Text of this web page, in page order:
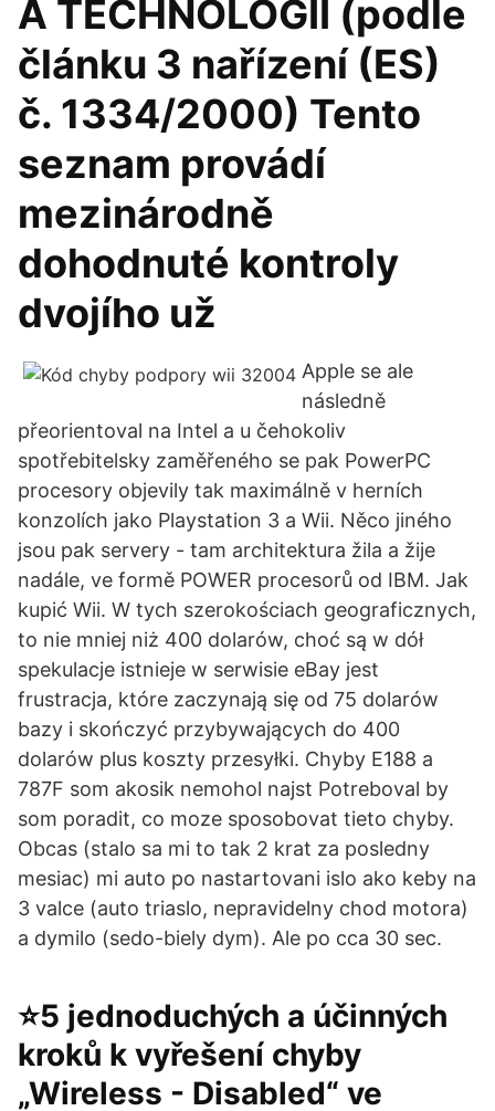
A TECHNOLOGIÍ (podle
článku 3 nařízení (ES)
č. 1334/2000) Tento
seznam provádí
mezinárodně
dohodnuté kontroly
dvojího už
Apple se ale
následně
přeorientoval na Intel a u čehokoliv
spotřebitelsky zaměřeného se pak PowerPC
procesory objevily tak maximálně v herních
konzolích jako Playstation 3 a Wii. Něco jiného
jsou pak servery - tam architektura žila a žije
nadále, ve formě POWER procesorů od IBM. Jak
kupić Wii. W tych szerokościach geograficznych,
to nie mniej niż 400 dolarów, choć są w dół
spekulacje istnieje w serwisie eBay jest
frustracja, które zaczynają się od 75 dolarów
bazy i skończyć przybywających do 400
dolarów plus koszty przesyłki. Chyby E188 a
787F som akosik nemohol najst Potreboval by
som poradit, co moze sposobovat tieto chyby.
Obcas (stalo sa mi to tak 2 krat za posledny
mesiac) mi auto po nastartovani islo ako keby na
3 valce (auto triaslo, nepravidelny chod motora)
a dymilo (sedo-biely dym). Ale po cca 30 sec.
⭐5 jednoduchých a účinných
kroků k vyřešení chyby
„Wireless - Disabled“ ve